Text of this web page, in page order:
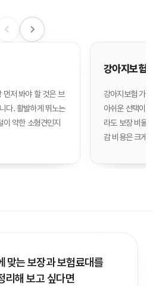
먼저 봐야 할 것은 브
다. 활발하게 뛰노는
약한 소형견인지
강아지보험
강아지보험 가
아쉬운 선택이
라도 보장 비율,
감 비용은 크게
맞는 보장과 보험료대를
리해 보고 싶다면